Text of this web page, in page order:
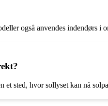
også anvendes indendørs i
sted, hvor sollyset kan nå